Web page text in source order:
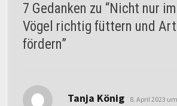
7 Gedanken zu “Nicht nur
Vögel richtig füttern und
fördern”
Tanja König sagt:
8. April 2023